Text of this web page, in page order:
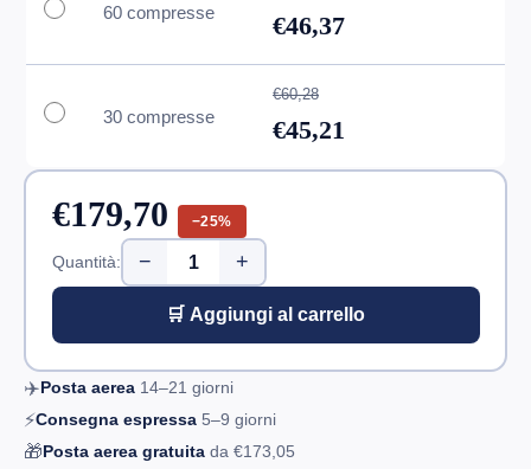
60 compresse €46,37
30 compresse
€60,28
€45,21
€179,70 −25%
Quantità: − +
🛒 Aggiungi al carrello
✈️Posta aerea 14–21 giorni
⚡Consegna espressa 5–9 giorni
🎁Posta aerea gratuita da €173,05